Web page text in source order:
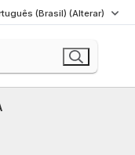
(Brasil) (Alterar)